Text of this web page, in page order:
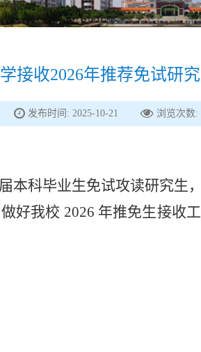
接收2026年推荐免试研
发布时间: 2025-10-21 浏览次数:
本科毕业生免试攻读研究生
好我校 2026 年推免生接收